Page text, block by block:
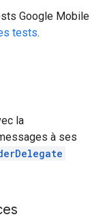
Google Mobile
tests.
la
à ses